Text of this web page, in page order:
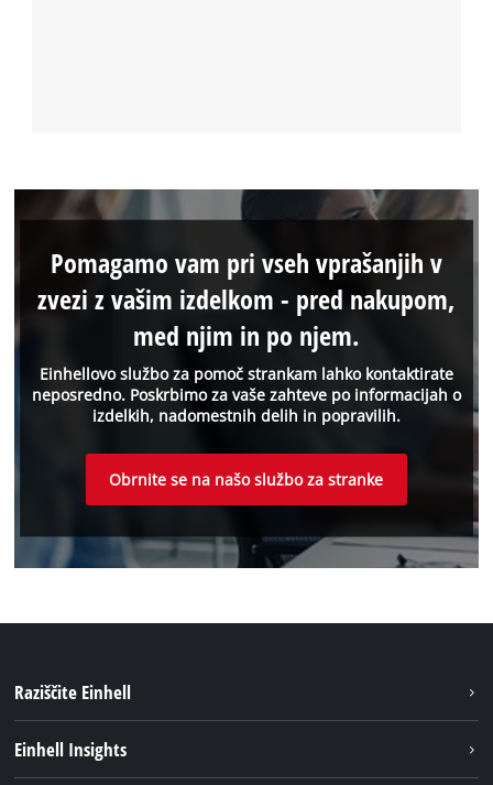
Einhellovo službo za pomoč strankam lahko kontaktirate
neposredno. Poskrbimo za vaše zahteve po informacijah o
izdelkih, nadomestnih delih in popravilih.
Pomagamo vam pri vseh vprašanjih v
zvezi z vašim izdelkom - pred nakupom,
med njim in po njem.
Obrnite se na našo službo za stranke
Raziščite Einhell
Einhell Insights